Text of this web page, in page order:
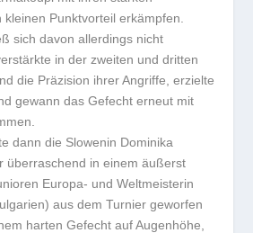
Punktvorteil erkämpfen.
sich davon allerdings nicht
in der zweiten und dritten
die Präzision ihrer Angriffe, erzielte
gewann das Gefecht erneut mit
dann die Slowenin Dominika
überraschend in einem äußerst
Europa- und Weltmeisterin
aus dem Turnier geworfen
harten Gefecht auf Augenhöhe,